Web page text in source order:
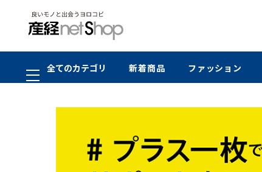
全てのカテゴリ 新着商品 ファッション